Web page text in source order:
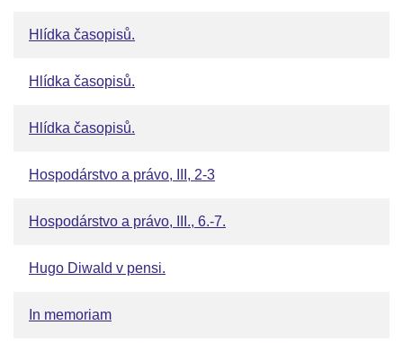
Hlídka časopisů.
Hlídka časopisů.
Hlídka časopisů.
Hospodárstvo a právo, III, 2-3
Hospodárstvo a právo, III., 6.-7.
Hugo Diwald v pensi.
In memoriam